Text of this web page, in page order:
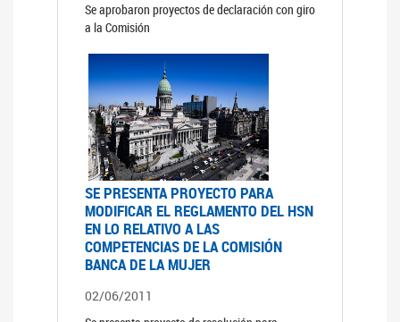
Se aprobaron proyectos de declaración con giro
a la Comisión
SE PRESENTA PROYECTO PARA
MODIFICAR EL REGLAMENTO DEL HSN
EN LO RELATIVO A LAS
COMPETENCIAS DE LA COMISIÓN
BANCA DE LA MUJER
02/06/2011